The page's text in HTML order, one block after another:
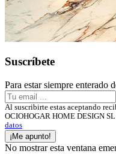
Suscríbete
Para estar siempre enterado
Al suscribirte estas aceptando
OCIOHOGAR HOME DESIGN SL
datos
¡Me apunto!
No mostrar esta ventana